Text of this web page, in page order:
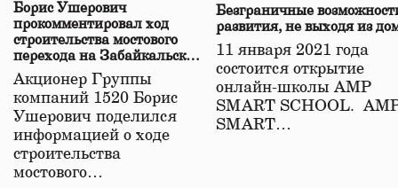
Борис Ушерович
прокомментировал ход
строительства мостового
перехода на Забайкальской
железной дороге
Акционер Группы
компаний 1520 Борис
Ушерович поделился
информацией о ходе
строительства
мостового…
Безграничные
развития, не выходя из
11 января 2021 года
состоится открытие
онлайн-школы АМР
SMART SCHOOL.
SMART…